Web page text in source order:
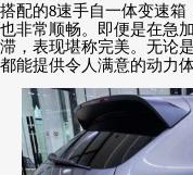
搭配的8速手自一体变速箱
也非常顺畅。即便是在急
滞，表现堪称完美。无论
都能提供令人满意的动力体